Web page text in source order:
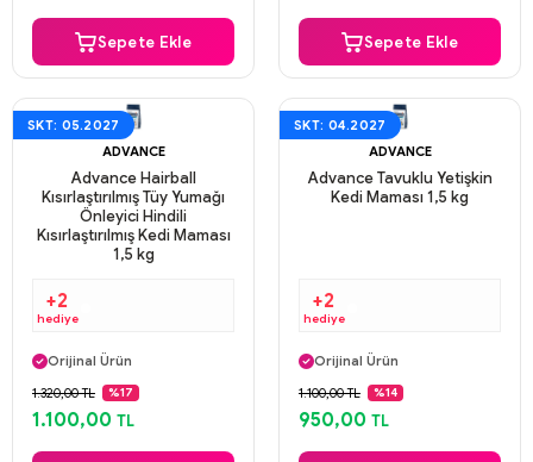
Sepete Ekle Sepete Ekle
SKT: 05.2027
ADVANCE
Advance Hairball
Kısırlaştırılmış Tüy Yumağı
Önleyici Hindili
Kısırlaştırılmış Kedi Maması
1,5 kg
+2
hediye
Orijinal Ürün
Güvenli Ödeme
Aynı Gün Kargo
1.320,00 TL %17
1.100,00 TL
SKT: 04.2027
ADVANCE
Advance Tavuklu Yetişkin
Kedi Maması 1,5 kg
+2
hediye
Orijinal Ürün
Güvenli Ödeme
Aynı Gün Kargo
1.100,00 TL %14
950,00 TL